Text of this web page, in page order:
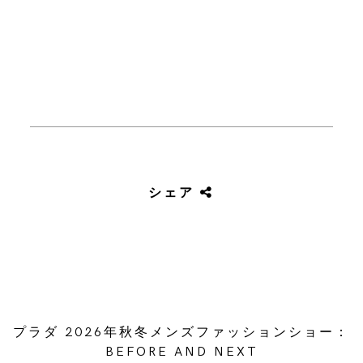
シェア
プラダ 2026年秋冬メンズファッションショー：
BEFORE AND NEXT